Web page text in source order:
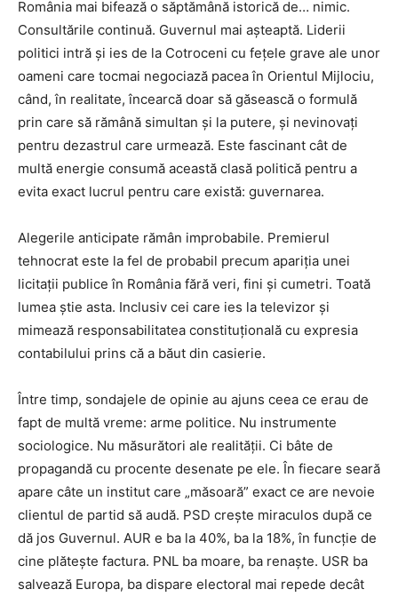
România mai bifează o săptămână istorică de… nimic.
Consultările continuă. Guvernul mai așteaptă. Liderii
politici intră și ies de la Cotroceni cu fețele grave ale unor
oameni care tocmai negociază pacea în Orientul Mijlociu,
când, în realitate, încearcă doar să găsească o formulă
prin care să rămână simultan și la putere, și nevinovați
pentru dezastrul care urmează. Este fascinant cât de
multă energie consumă această clasă politică pentru a
evita exact lucrul pentru care există: guvernarea.
Alegerile anticipate rămân improbabile. Premierul
tehnocrat este la fel de probabil precum apariția unei
licitații publice în România fără veri, fini și cumetri. Toată
lumea știe asta. Inclusiv cei care ies la televizor și
mimează responsabilitatea constituțională cu expresia
contabilului prins că a băut din casierie.
Între timp, sondajele de opinie au ajuns ceea ce erau de
fapt de multă vreme: arme politice. Nu instrumente
sociologice. Nu măsurători ale realității. Ci bâte de
propagandă cu procente desenate pe ele. În fiecare seară
apare câte un institut care „măsoară” exact ce are nevoie
clientul de partid să audă. PSD crește miraculos după ce
dă jos Guvernul. AUR e ba la 40%, ba la 18%, în funcție de
cine plătește factura. PNL ba moare, ba renaște. USR ba
salvează Europa, ba dispare electoral mai repede decât